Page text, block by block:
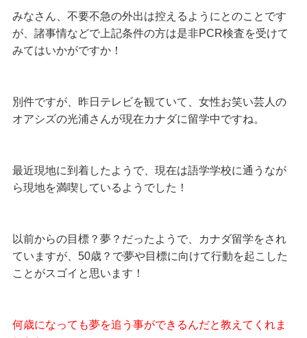
みなさん、不要不急の外出は控えるようにとのことです
が、諸事情などで上記条件の方は是非PCR検査を受けて
みてはいかがですか！
別件ですが、昨日テレビを観ていて、女性お笑い芸人の
オアシズの光浦さんが現在カナダに留学中ですね。
最近現地に到着したようで、現在は語学学校に通うなが
ら現地を満喫しているようでした！
以前からの目標？夢？だったようで、カナダ留学をされ
ていますが、50歳？で夢や目標に向けて行動を起こした
ことがスゴイと思います！
何歳になっても夢を追う事ができるんだと教えてくれま